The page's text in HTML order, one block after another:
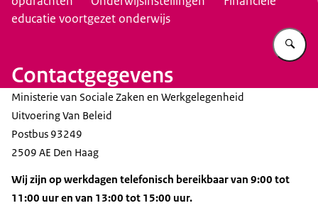
educatie voortgezet onderwijs
Contactgegevens
Ministerie van Sociale Zaken en Werkgelegenheid
Uitvoering Van Beleid
Postbus 93249
2509 AE Den Haag
Wij zijn op werkdagen telefonisch bereikbaar van 9:00 tot
11:00 uur en van 13:00 tot 15:00 uur.